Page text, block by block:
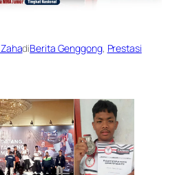
diBerita Genggong, Prestasi